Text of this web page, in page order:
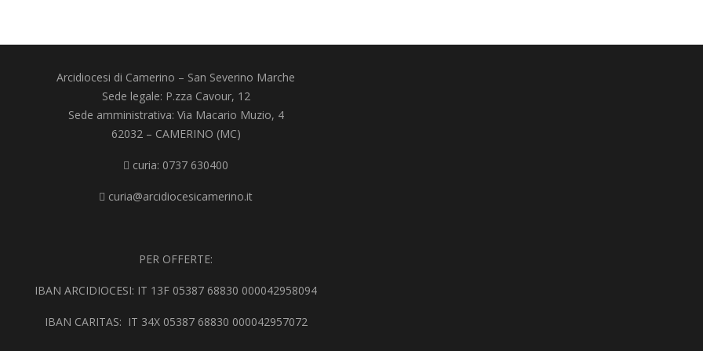
Arcidiocesi di Camerino – San Severino Marche
Sede legale: P.zza Cavour, 12
Sede amministrativa: Via Macario Muzio, 4
62032 – CAMERINO (MC)
curia: 0737 630400
curia@arcidiocesicamerino.it
PER OFFERTE:
IBAN ARCIDIOCESI: IT 13F 05387 68830 000042958094
IBAN CARITAS: IT 34X 05387 68830 000042957072